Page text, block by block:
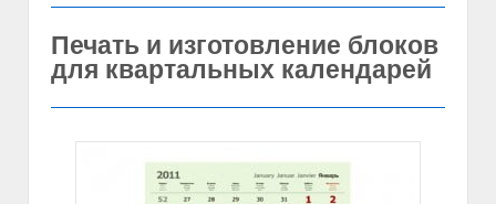
Печать и изготовление блоков
для квартальных календарей